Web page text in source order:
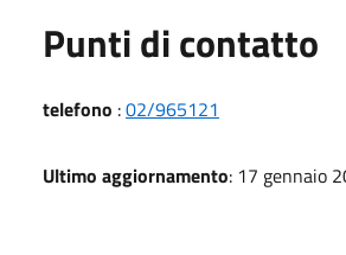
Punti di contatto
telefono :02/965121
Ultimo aggiornamento: 17 gennaio